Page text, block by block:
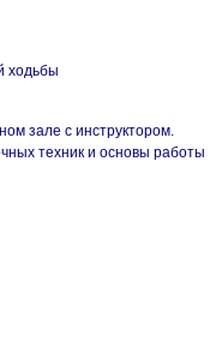
ходьбы
зале с инструктором.
техник и основы работы